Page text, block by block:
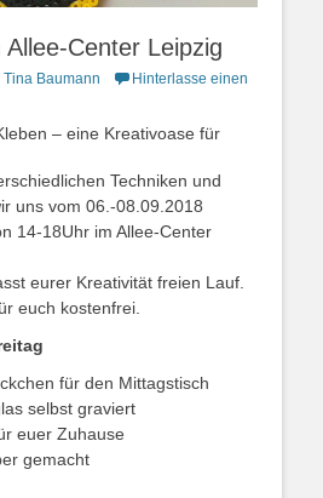
Center Leipzig
Tina Baumann
Hinterlasse einen
– eine Kreativoase für
Techniken und
uns vom 06.-08.09.2018
14-18Uhr im Allee-Center
eurer Kreativität freien Lauf.
euch kostenfrei.
für den Mittagstisch
selbst graviert
euer Zuhause
gemacht